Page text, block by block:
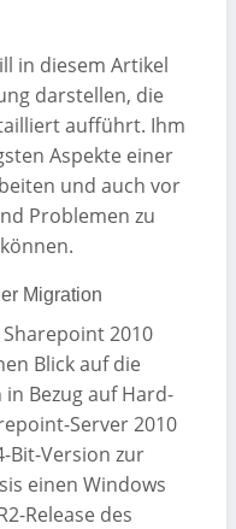
in diesem Artikel
darstellen, die
aufführt. Ihm
Aspekte einer
und auch vor
Problemen zu
Migration
2010
Blick auf die
Bezug auf Hard-
Server 2010
Bit-Version zur
einen Windows
Release des